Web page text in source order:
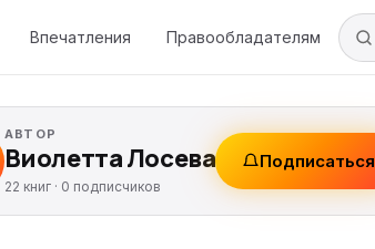
Впечатления Правообладателям
АВТОР
Виолетта Лосева
22 книг · 0 подписчиков
Подписаться